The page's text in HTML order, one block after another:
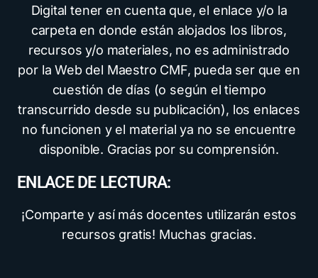
Digital tener en cuenta que, el enlace y/o la
carpeta en donde están alojados los libros,
recursos y/o materiales, no es administrado
por la Web del Maestro CMF, pueda ser que en
cuestión de días (o según el tiempo
transcurrido desde su publicación), los enlaces
no funcionen y el material ya no se encuentre
disponible. Gracias por su comprensión.
ENLACE DE LECTURA:
¡Comparte y así más docentes utilizarán estos
recursos gratis! Muchas gracias.